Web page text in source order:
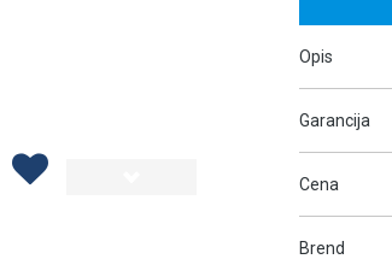
Opis
Garancija
Cena
Brend